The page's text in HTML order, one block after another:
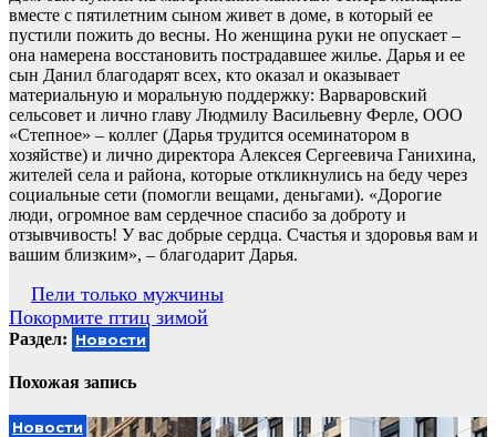
вместе с пятилетним сыном живет в доме, в который ее
пустили пожить до весны. Но женщина руки не опускает –
она намерена восстановить пострадавшее жилье. Дарья и ее
сын Данил благодарят всех, кто оказал и оказывает
материальную и моральную поддержку: Варваровский
сельсовет и лично главу Людмилу Васильевну Ферле, ООО
«Степное» – коллег (Дарья трудится осеминатором в
хозяйстве) и лично директора Алексея Сергеевича Ганихина,
жителей села и района, которые откликнулись на беду через
социальные сети (помогли вещами, деньгами). «Дорогие
люди, огромное вам сердечное спасибо за доброту и
отзывчивость! У вас добрые сердца. Счастья и здоровья вам и
вашим близким», – благодарит Дарья.
Навигация
по
записям
Пели только мужчины
Покормите птиц зимой
Раздел: Новости
Похожая запись
Новости